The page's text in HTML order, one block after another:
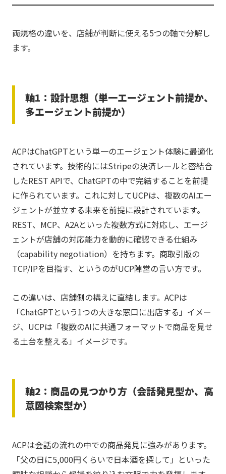
両規格の違いを、店舗が判断に使える5つの軸で分解し
ます。
軸1：設計思想（単一エージェント前提か、
多エージェント前提か）
ACPはChatGPTという単一のエージェント体験に最適化
されています。技術的にはStripeの決済レールと密結合
したREST APIで、ChatGPTの中で完結することを前提
に作られています。これに対してUCPは、複数のAIエー
ジェントが並立する未来を前提に設計されています。
REST、MCP、A2Aといった複数方式に対応し、エージ
ェントが店舗の対応能力を動的に確認できる仕組み
（capability negotiation）を持ちます。商取引版の
TCP/IPを目指す、というのがUCP陣営の言い方です。
この違いは、店舗側の構えに直結します。ACPは
「ChatGPTという1つの大きな窓口に出店する」イメー
ジ、UCPは「複数のAIに共通フォーマットで商品を見せ
る土台を整える」イメージです。
軸2：商品の見つかり方（会話発見型か、高
意図検索型か）
ACPは会話の流れの中での商品発見に強みがあります。
「父の日に5,000円くらいで日本酒を探して」といった